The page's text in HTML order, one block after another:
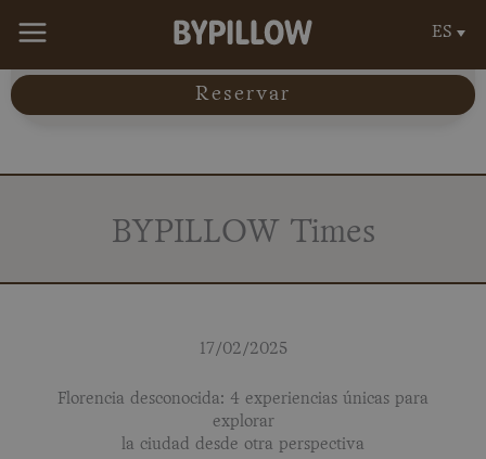
ES
Reservar
BYPILLOW Times
17/02/2025
Florencia desconocida: 4 experiencias únicas para
explorar
la ciudad desde otra perspectiva